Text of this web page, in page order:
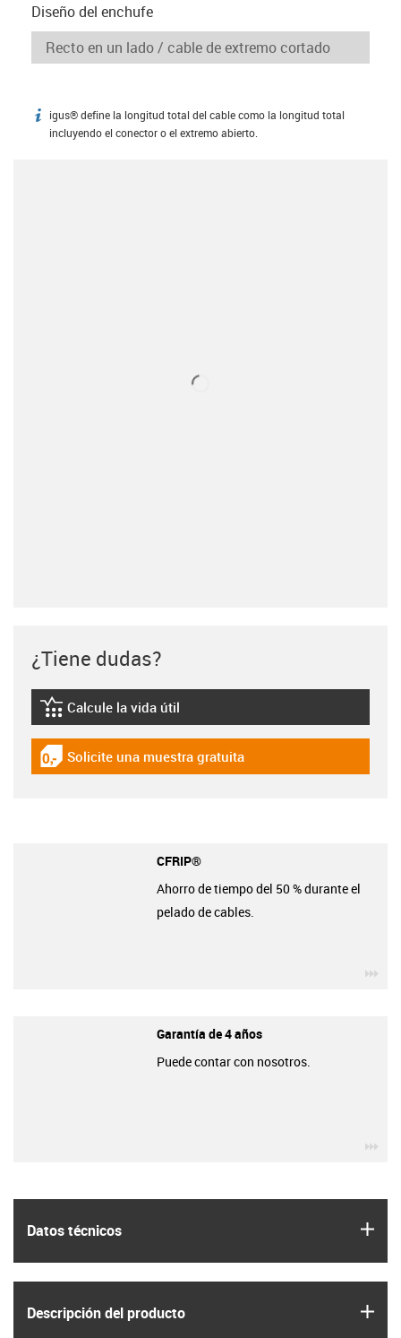
Diseño del enchufe
igus-icon-info
igus® define la longitud total del cable como la longitud total
incluyendo el conector o el extremo abierto.
Datos técnicos
Descripción del producto
¿Tiene dudas?
igus-icon-lebensdauerrechner
Calcule la vida útil
igus-icon-gratismuster
Solicite una muestra gratuita
CFRIP®
Ahorro de tiempo del 50 % durante el
pelado de cables.
Garantía de 4 años
Puede contar con nosotros.